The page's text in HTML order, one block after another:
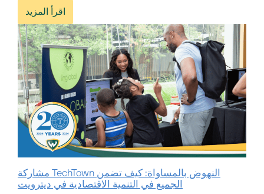
اقرأ المزيد
النهوض بالمساواة: كيف تضمن TechTown مشاركة
الجميع في التنمية الاقتصادية في ديترويت